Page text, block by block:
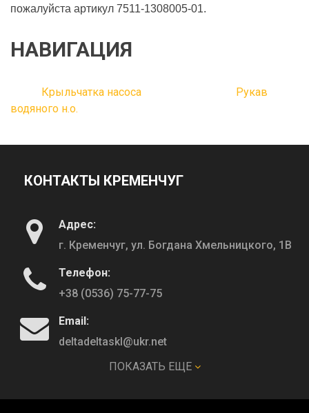
пожалуйста артикул 7511-1308005-01.
НАВИГАЦИЯ
Крыльчатка насоса
водяного н.о.
Рукав
КОНТАКТЫ КРЕМЕНЧУГ
Адрес:
г. Кременчуг, ул. Богдана Хмельницкого, 1В
Телефон:
+38 (0536) 75-77-75
Email:
deltadeltaskl@ukr.net
ПОКАЗАТЬ ЕЩЕ